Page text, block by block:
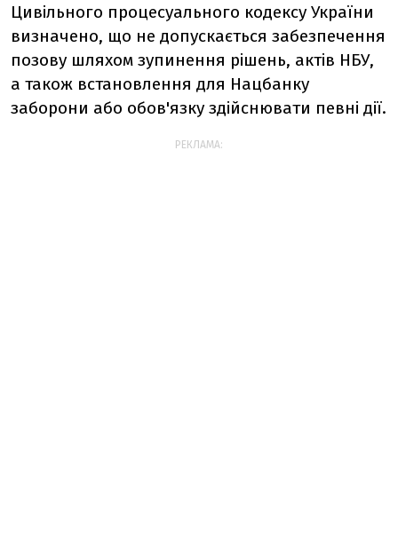
Цивільного процесуального кодексу України
визначено, що не допускається забезпечення
позову шляхом зупинення рішень, актів НБУ,
а також встановлення для Нацбанку
заборони або обов'язку здійснювати певні дії.
РЕКЛАМА: